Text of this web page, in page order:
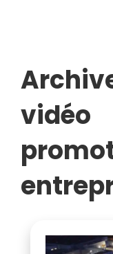
vidéo